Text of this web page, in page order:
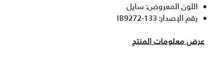
اللون المعروض: سايل
رقم الإصدار: IB9272-133
عرض معلومات المنتج